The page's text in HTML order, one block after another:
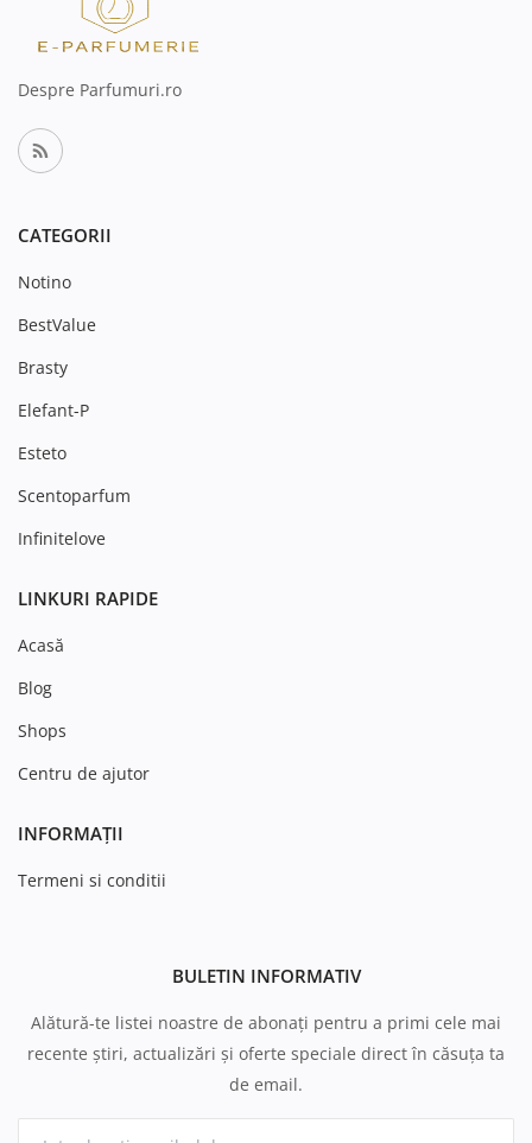
Despre Parfumuri.ro
CATEGORII
Notino
BestValue
Brasty
Elefant-P
Esteto
Scentoparfum
Infinitelove
LINKURI RAPIDE
Acasă
Blog
Shops
Centru de ajutor
INFORMAȚII
Termeni si conditii
BULETIN INFORMATIV
Alătură-te listei noastre de abonați pentru a primi cele mai
recente știri, actualizări și oferte speciale direct în căsuța ta
de email.